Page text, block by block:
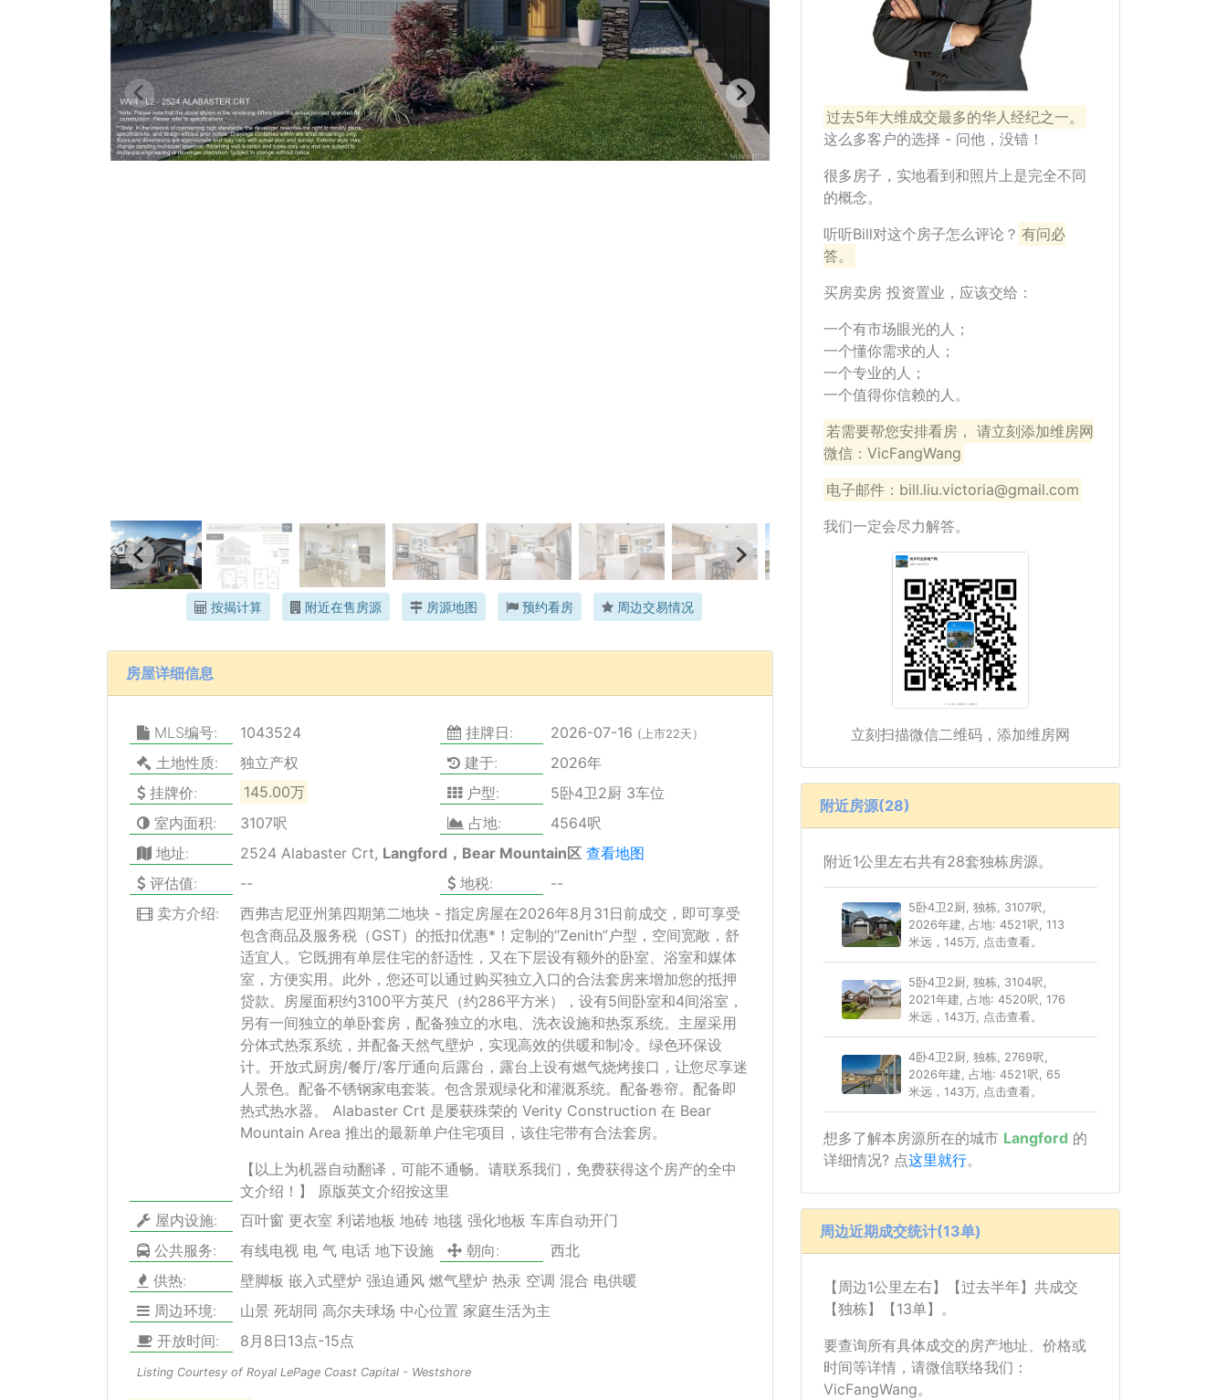
按揭计算 附近在售房源 房源地图 预约看房 周边交易情况
房屋详细信息
MLS编号: 1043524 挂牌日: 2026-07-16 (上市22天）
土地性质: 独立产权 建于:
2026年
挂牌价:
145.00万 户型:
5卧4卫2厨 3车位
室内面积:
3107呎 占地:
4564呎
地址:
2524 Alabaster Crt, Langford，Bear Mountain区 查看地图
评估值:
-- 地税:
--
卖方介绍:
西弗吉尼亚州第四期第二地块 - 指定房屋在2026年8月31日前成交，即可享受
包含商品及服务税（GST）的抵扣优惠*！定制的“Zenith”户型，空间宽敞，舒
适宜人。它既拥有单层住宅的舒适性，又在下层设有额外的卧室、浴室和媒体
室，方便实用。此外，您还可以通过购买独立入口的合法套房来增加您的抵押
贷款。房屋面积约3100平方英尺（约286平方米），设有5间卧室和4间浴室，
另有一间独立的单卧套房，配备独立的水电、洗衣设施和热泵系统。主屋采用
分体式热泵系统，并配备天然气壁炉，实现高效的供暖和制冷。绿色环保设
计。开放式厨房/餐厅/客厅通向后露台，露台上设有燃气烧烤接口，让您尽享迷
人景色。配备不锈钢家电套装。包含景观绿化和灌溉系统。配备卷帘。配备即
热式热水器。 Alabaster Crt 是屡获殊荣的 Verity Construction 在 Bear
Mountain Area 推出的最新单户住宅项目，该住宅带有合法套房。
【以上为机器自动翻译，可能不通畅。请联系我们，免费获得这个房产的全中
文介绍！】 原版英文介绍按这里
屋内设施:
百叶窗 更衣室 利诺地板 地砖 地毯 强化地板 车库自动开门
公共服务:
有线电视 电 气 电话 地下设施 朝向:
西北
供热:
壁脚板 嵌入式壁炉 强迫通风 燃气壁炉 热汞 空调 混合 电供暖
周边环境:
山景 死胡同 高尔夫球场 中心位置 家庭生活为主
开放时间:
8月8日13点-15点
Listing Courtesy of Royal LePage Coast Capital - Westshore
过去5年大维成交最多的华人经纪之一。
这么多客户的选择 - 问他，没错！
很多房子，实地看到和照片上是完全不同
的概念。
听听Bill对这个房子怎么评论？ 有问必
答。
买房卖房 投资置业，应该交给：
一个有市场眼光的人；
一个懂你需求的人；
一个专业的人；
一个值得你信赖的人。
若需要帮您安排看房， 请立刻添加维房网
微信：VicFangWang
电子邮件：bill.liu.victoria@gmail.com
我们一定会尽力解答。
立刻扫描微信二维码，添加维房网
附近房源(28)
附近1公里左右共有28套独栋房源。
5卧4卫2厨, 独栋, 3107呎,
2026年建, 占地: 4521呎, 113
米远，145万, 点击查看。
5卧4卫2厨, 独栋, 3104呎,
2021年建, 占地: 4520呎, 176
米远，143万, 点击查看。
4卧4卫2厨, 独栋, 2769呎,
2026年建, 占地: 4521呎, 65
米远，143万, 点击查看。
想多了解本房源所在的城市 Langford 的
详细情况? 点这里就行。
周边近期成交统计(13单)
【周边1公里左右】【过去半年】共成交
【独栋】【13单】。
要查询所有具体成交的房产地址、价格或
时间等详情，请微信联络我们：
VicFangWang。